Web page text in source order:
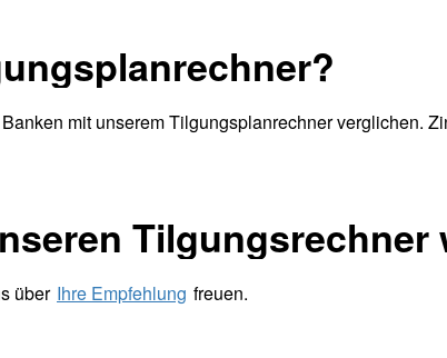
mit unserem Tilgungsplanrechner verglichen.
Tilgungsrechner
über Ihre Empfehlung freuen.